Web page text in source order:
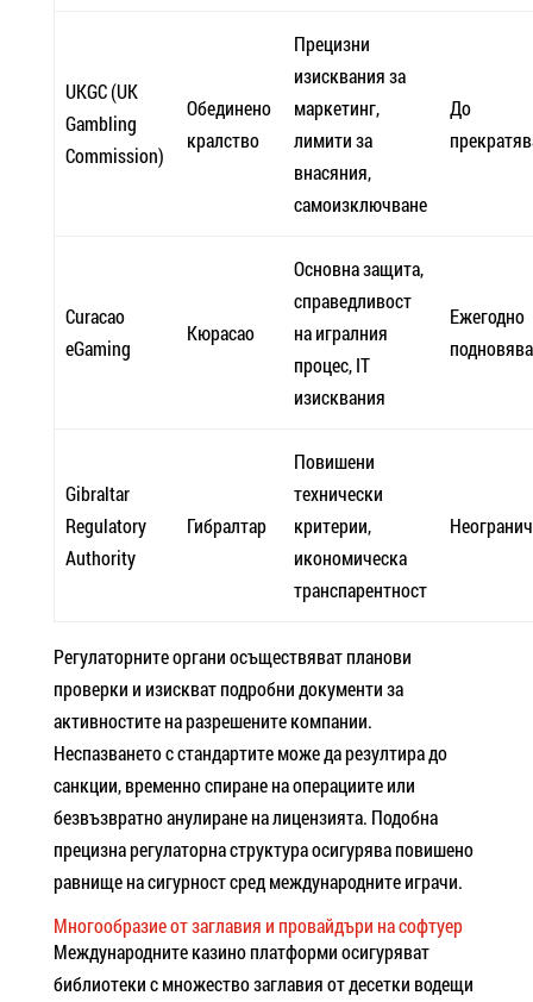
UKGC (UK
Gambling
Commission)
Обединено
кралство
Прецизни
изисквания за
маркетинг,
лимити за
внасяния,
самоизключване
До
Curacao
eGaming
Кюрасао
Основна защита,
справедливост
на игралния
процес, IT
изисквания
Ежегодно
Gibraltar
Regulatory
Authority
Гибралтар
Повишени
технически
критерии,
икономическа
транспарентност
Регулаторните органи осъществяват планови
проверки и изискват подробни документи за
активностите на разрешените компании.
Неспазването с стандартите може да резултира до
санкции, временно спиране на операциите или
безвъзвратно анулиране на лицензията. Подобна
прецизна регулаторна структура осигурява повишено
равнище на сигурност сред международните играчи.
Многообразие от заглавия и провайдъри на софтуер
Международните казино платформи осигуряват
библиотеки с множество заглавия от десетки водещи